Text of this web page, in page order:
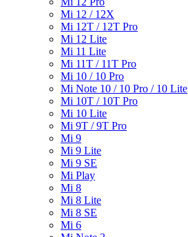
Mi 12 / 12X
Mi 12T / 12T Pro
Mi 12 Lite
Mi 11 Lite
Mi 11T / 11T Pro
Mi 10 / 10 Pro
Mi Note 10 / 10 Pro / 10 Lite
Mi 10T / 10T Pro
Mi 10 Lite
Mi 9T / 9T Pro
Mi 9
Mi 9 Lite
Mi 9 SE
Mi Play
Mi 8
Mi 8 Lite
Mi 8 SE
Mi 6